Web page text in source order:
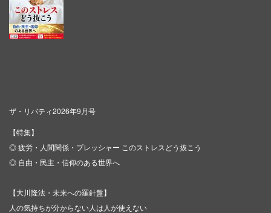
ザ・リバティ2026年9月号
【特集】
◎ 疲労・人間関係・プレッシャー このストレスどう抜こう
◎ 自由・民主・信仰のある世界へ
【大川隆法・未来への羅針盤】
人の気持ちが分からない人は人が使えない